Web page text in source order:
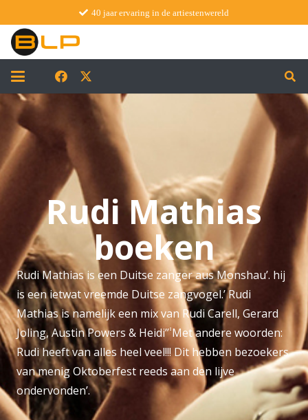
40 jaar ervaring in de artiestenwereld
Rudi Mathias
boeken
Rudi Mathias is een Duitse zanger aus Monshau’. hij
is een ietwat vreemde Duitse zangvogel.’ Rudi
Mathias is namelijk een mix van Rudi Carell, Gerard
Joling, Austin Powers & Heidi’݃’ Met andere woorden:
Rudi heeft van alles heel veel!!! Dit hebben bezoekers
van menig Oktoberfest reeds aan den lijve
ondervonden’.